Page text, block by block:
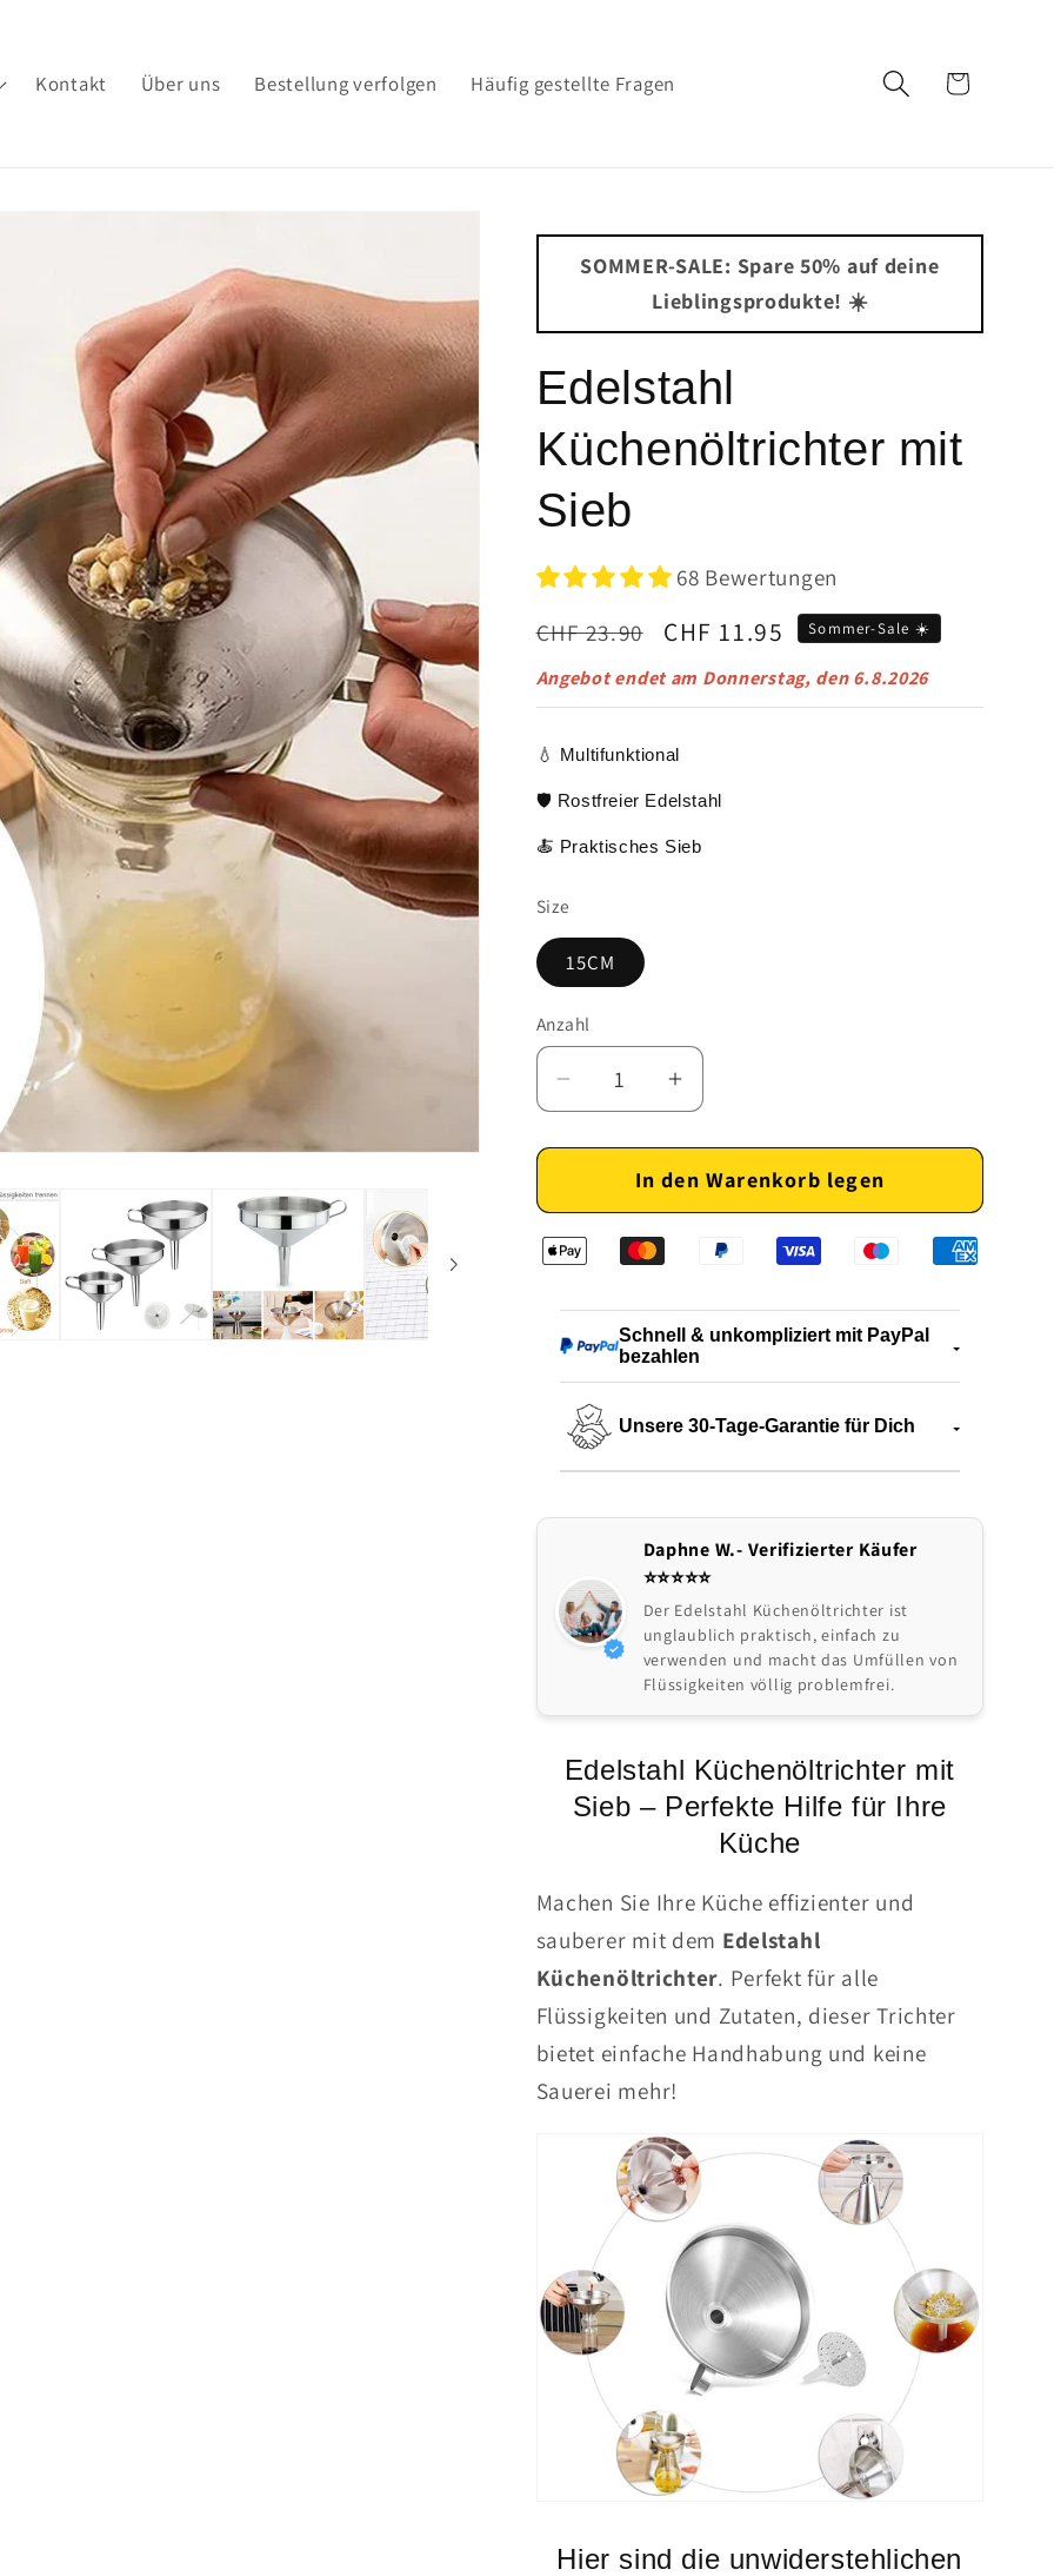
Kontakt Über uns Bestellung verfolgen Häufig gestellte Fragen Warenkorb
SOMMER-SALE: Spare 50% auf deine
Lieblingsprodukte! ☀️
Edelstahl
Küchenöltrichter mit
Sieb
68 Bewertungen
Normaler
Preis
CHF 23.90 Verkaufspreis
CHF 11.95 Sommer-Sale ☀️
Angebot endet am Donnerstag, den 6.8.2026
💧 Multifunktional
🛡️ Rostfreier Edelstahl
🍝 Praktisches Sieb
Size
15CM
Anzahl
Verringere
die
Menge
Edelstahl
Küchenöltrichter
mit
Sieb
Erhöhe
die
Menge
für
Edelstahl
Küchenöltrichter
Sieb
In den Warenkorb legen
Schnell & unkompliziert mit PayPal
bezahlen
Unsere 30-Tage-Garantie für Dich
Daphne W.- Verifizierter Käufer
⭐️⭐️⭐️⭐️⭐
Der Edelstahl Küchenöltrichter ist
unglaublich praktisch, einfach zu
verwenden und macht das Umfüllen von
Flüssigkeiten völlig problemfrei.
Edelstahl Küchenöltrichter mit
Sieb – Perfekte Hilfe für Ihre
Küche
Machen Sie Ihre Küche effizienter und
sauberer mit dem Edelstahl
Küchenöltrichter. Perfekt für alle
Flüssigkeiten und Zutaten, dieser Trichter
bietet einfache Handhabung und keine
Sauerei mehr!
Hier sind die unwiderstehlichen